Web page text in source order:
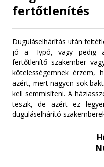
fertőtlenítés
Duguláselhárítás után
jó a Hypó, vagy pedig
fertőtlenítő szakember
kötelességemnek érzem,
azért, mert nagyon sok
kell semmisíteni. A
teszik, de azért ez
duguláselhárító